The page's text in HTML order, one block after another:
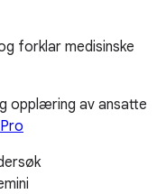
forklar medisinske
opplæring av ansatte